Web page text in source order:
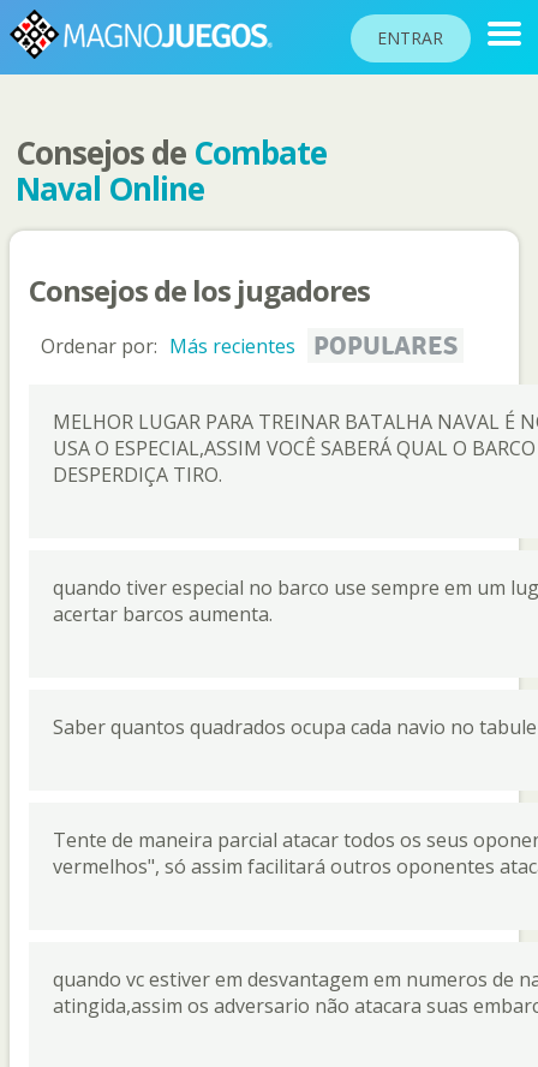
ENTRAR
RANKINGS
TORNEOS
AYUDA
PASAPORTE
Idioma del sitio
Consejos de Combate
Naval Online
Consejos de los jugadores
Ordenar por: Más recientes POPULARES
MELHOR LUGAR PARA TREINAR BATALHA NAVAL É
USA O ESPECIAL,ASSIM VOCÊ SABERÁ QUAL O
DESPERDIÇA TIRO.
quando tiver especial no barco use sempre em um
acertar barcos aumenta.
Saber quantos quadrados ocupa cada navio no
Tente de maneira parcial atacar todos os seus
vermelhos", só assim facilitará outros oponentes
quando vc estiver em desvantagem em numeros de
atingida,assim os adversario não atacara suas